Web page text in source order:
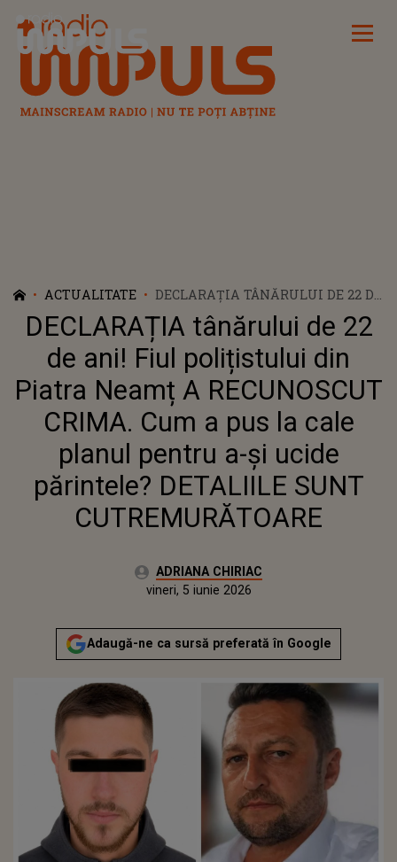
Radio Impuls
ACTUALITATE
DECLARAȚIA TÂNĂRULUI DE 22 DE
ANI! FIUL POLIȚISTULUI DIN
PIATRA NEAMȚ A RECUNOSCUT
CRIMA. CUM A PUS LA CALE
PLANUL PENTRU A-ȘI UCIDE
PĂRINTELE? DETALIILE SUNT
CUTREMURĂTOARE
DECLARAȚIA tânărului de 22
de ani! Fiul polițistului din
Piatra Neamț A RECUNOSCUT
CRIMA. Cum a pus la cale
planul pentru a-și ucide
părintele? DETALIILE SUNT
CUTREMURĂTOARE
Autor:ADRIANA CHIRIAC
Actualizat:
vineri, 5 iunie 2026
Adaugă-ne ca sursă preferată în Google